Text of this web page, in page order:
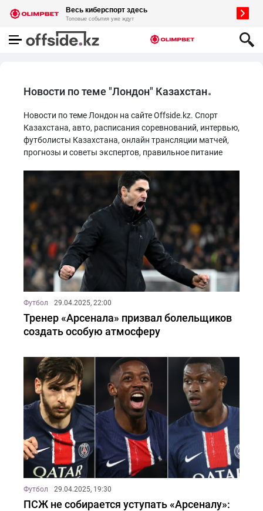
Новости по теме "Лондон" Казахстан
Новости по теме Лондон на сайте Offside.kz. Спорт
Казахстана, авто, расписания соревнований, интервью,
футболисты Казахстана, онлайн трансляции матчей,
прогнозы и советы экспертов, правильное питание
Футбол 29.04.2025, 22:00
Тренер «Арсенала» призвал болельщиков
создать особую атмосферу
Футбол 29.04.2025, 19:30
ПСЖ не собирается уступать «Арсеналу»: